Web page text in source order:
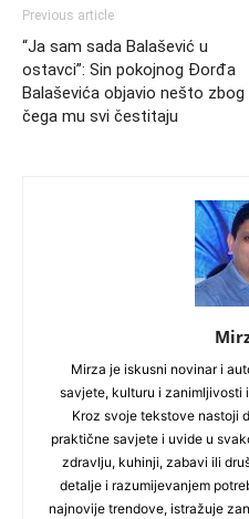
Previous article
“Ja sam sada Balašević u
ostavci”: Sin pokojnog Đorđa
Balaševića objavio nešto zbog
čega mu svi čestitaju
Mirza je iskusni novinar i
savjete, kulturu i zanimljivosti
Kroz svoje tekstove nastoji
praktične savjete i uvide u
zdravlju, kuhinji, zabavi ili
detalje i razumijevanjem
najnovije trendove, istražuje